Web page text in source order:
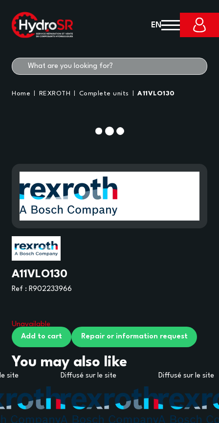
EN
Home REXROTH Complete units A11VLO130
A11VLO130
Ref : R902233966
Unavailable
Add to cart
Repair or information request
You may also like
site Diffusé sur le site Diffusé sur le site